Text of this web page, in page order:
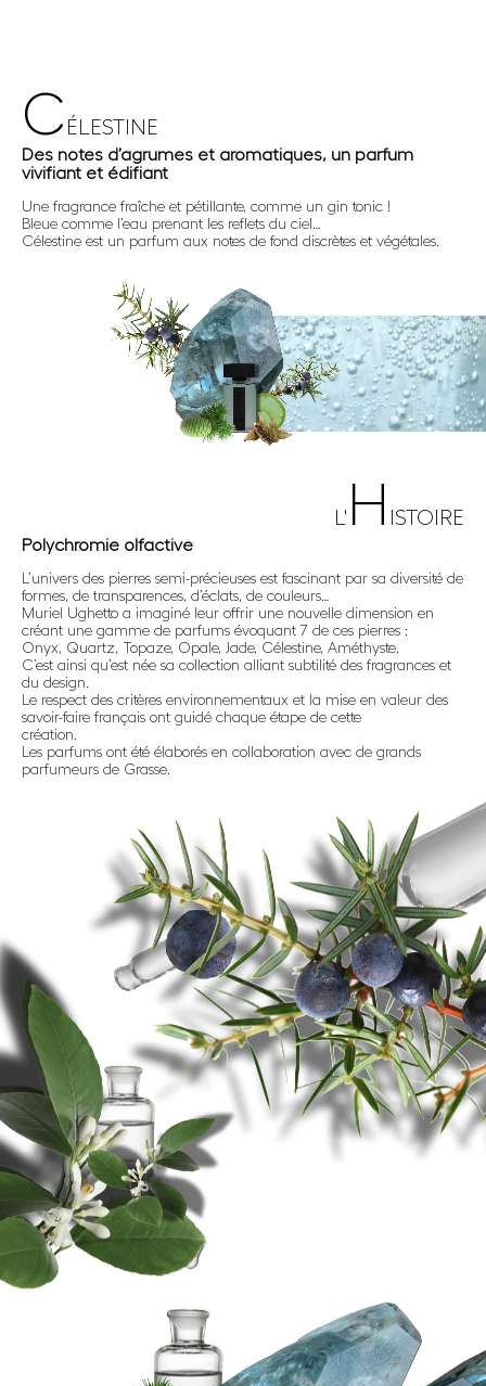
C ÉLESTINE
Des notes d’agrumes et aromatiques, un parfum
vivifiant et édifiant
Une fragrance fraîche et pétillante, comme un gin tonic !
Bleue comme l’eau prenant les reflets du ciel…
Célestine est un parfum aux notes de fond discrètes et végétales.
L' H ISTOIRE
Polychromie olfactive
L’univers des pierres semi-précieuses est fascinant par sa diversité de
formes, de transparences, d’éclats, de couleurs…
Muriel Ughetto a imaginé leur offrir une nouvelle dimension en
créant une gamme de parfums évoquant 7 de ces pierres :
Onyx, Quartz, Topaze, Opale, Jade, Célestine, Améthyste.
C’est ainsi qu’est née sa collection alliant subtilité des fragrances et
du design.
Le respect des critères environnementaux et la mise en valeur des
savoir-faire français ont guidé chaque étape de cette
création.
Les parfums ont été élaborés en collaboration avec de grands
parfumeurs de Grasse.